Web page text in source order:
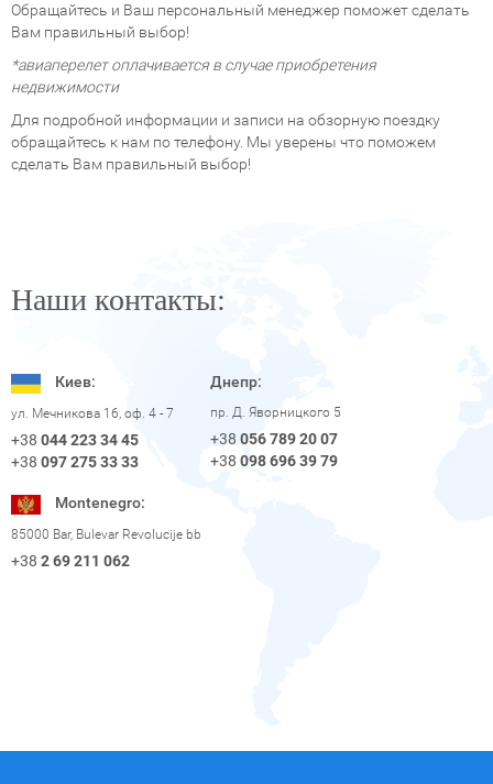
Обращайтесь и Ваш персональный менеджер поможет сделать
Вам правильный выбор!
*авиаперелет оплачивается в случае приобретения
недвижимости
Для подробной информации и записи на обзорную поездку
обращайтесь к нам по телефону. Мы уверены что поможем
сделать Вам правильный выбор!
Наши контакты:
Киев:
ул. Мечникова 16, оф. 4 - 7
+38 044 223 34 45
+38 097 275 33 33
Днепр:
пр. Д. Яворницкого 5
+38 056 789 20 07
+38 098 696 39 79
Montenegro:
85000 Bar, Bulevar Revolucije bb
+38 2 69 211 062